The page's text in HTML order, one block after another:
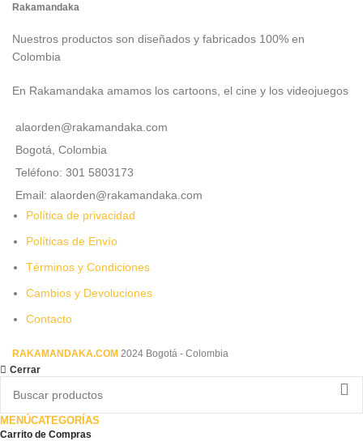
Rakamandaka
Nuestros productos son diseñados y fabricados 100% en
Colombia
En Rakamandaka amamos los cartoons, el cine y los videojuegos
alaorden@rakamandaka.com
Bogotá, Colombia
Teléfono: 301 5803173
Email: alaorden@rakamandaka.com
Política de privacidad
Políticas de Envío
Términos y Condiciones
Cambios y Devoluciones
Contacto
RAKAMANDAKA.COM 2024 Bogotá - Colombia
Cerrar
MENÚCATEGORÍAS
Carrito de Compras